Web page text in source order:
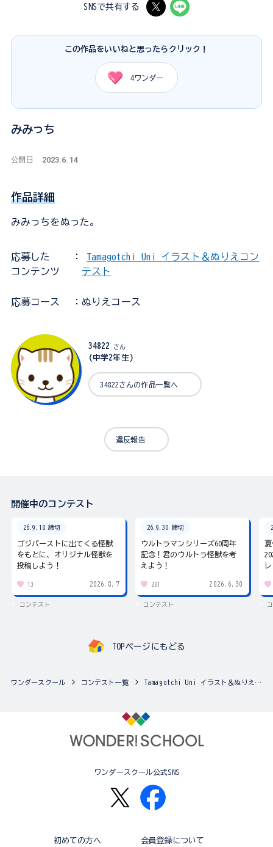
SNSで共有する
この作品をいいねと思ったらクリック！
4ワンダー
みみっち
公開日 2023.6.14
作品詳細
みみっちをぬった。
応募した
コンテンツ
： Tamagotchi Uni イラスト＆ぬりえコン
テスト
応募コース ：ぬりえコース
34822 さん
(中学2年生)
34822さんの作品一覧へ
違反報告
開催中のコンテスト
26.9.18 締切
ゴジバーストに出てくる怪獣
をもとに、オリジナル怪獣を
投稿しよう！
13 2026.8.7
コンテスト
26.9.30 締切
ウルトラマンシリーズ60周年
記念！君のウルトラ怪獣を考
えよう！
281 2026.6.30
コンテスト
TOPページにもどる
ワンダースクール コンテスト一覧 Tamagotchi Uni イラスト＆ぬりえコンテスト
ワンダースクール公式SNS
初めての方へ 会員登録について